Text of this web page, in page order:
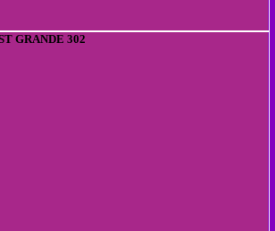
GRANDE 302